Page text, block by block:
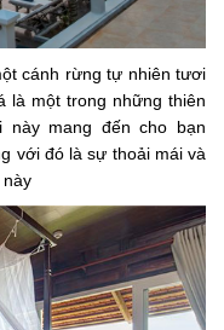
cánh rừng tự nhiên tươi
là một trong những thiên
này mang đến cho bạn
với đó là sự thoải mái và
này